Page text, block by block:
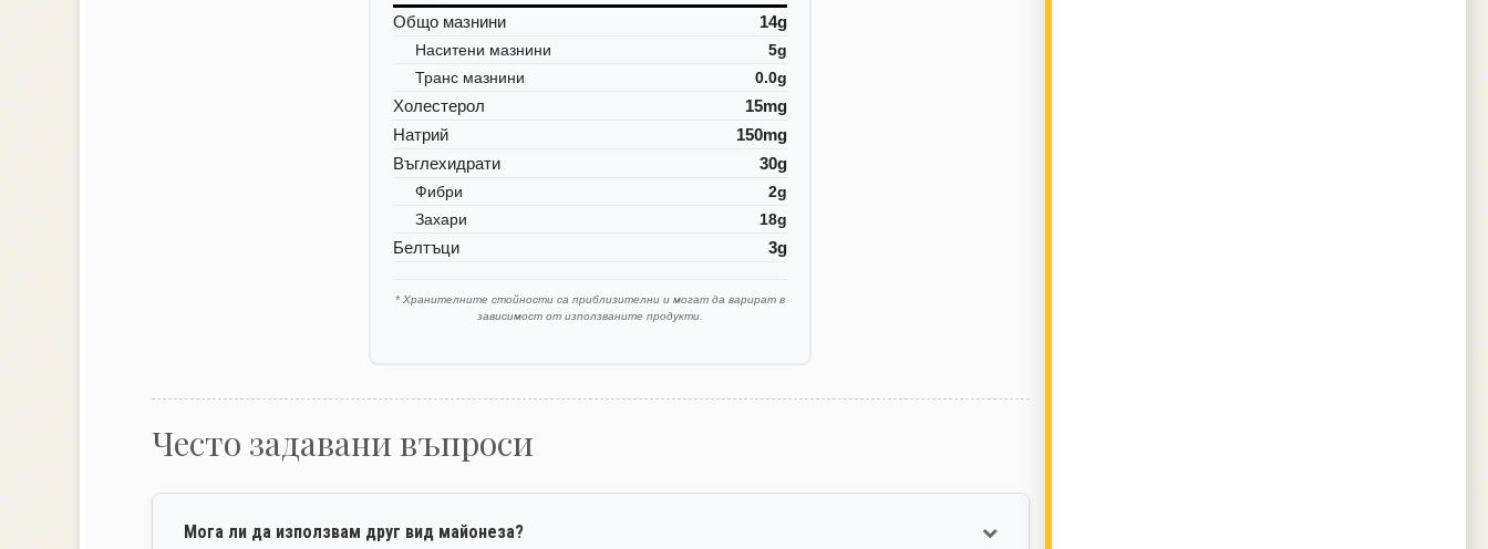
Общо мазнини
14g
Наситени мазнини
5g
Транс мазнини
0.0g
Холестерол
15mg
Натрий
150mg
Въглехидрати
30g
Фибри
2g
Захари
18g
Белтъци 3g
* Хранителните стойности са приблизителни и могат да варират в
зависимост от използваните продукти.
Често задавани въпроси
Мога ли да използвам друг вид майонеза?